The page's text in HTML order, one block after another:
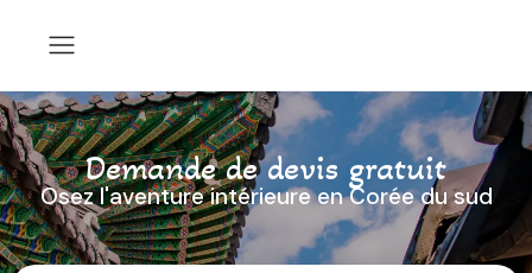
Demande de devis gratuit
Osez l'aventure intérieure en Corée du sud